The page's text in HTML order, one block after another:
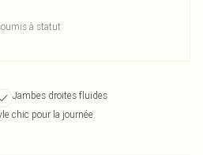
à statut
Jambes droites fluides
chic pour la journée